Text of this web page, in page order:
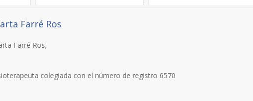
Farré Ros
Farré Ros,
colegiada con el número de registro 6570